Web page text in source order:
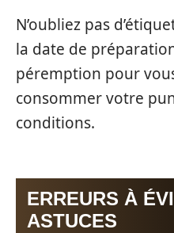
N’oubliez pas
la date de
péremption pour
consommer votre
conditions.
ERREURS À
ASTUCES